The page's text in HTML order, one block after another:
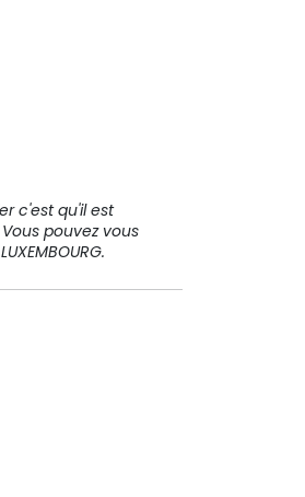
c'est qu'il est
pouvez vous